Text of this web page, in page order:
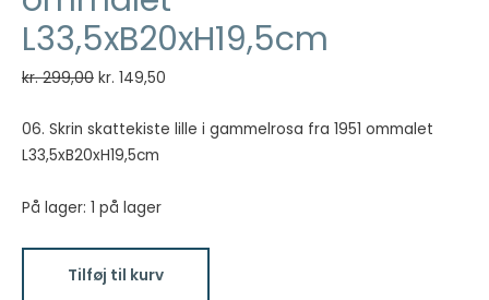
L33,5xB20xH19,5cm
kr.299,00 Den
pris
var:
kr. 149,50
pris
06. Skrin skattekiste lille i gammelrosa fra 1951 ommalet
L33,5xB20xH19,5cm
På lager: 1 på lager
Tilføj til kurv
Nødvendig
cookies hjælper
hjemmeside
brugbar ved at